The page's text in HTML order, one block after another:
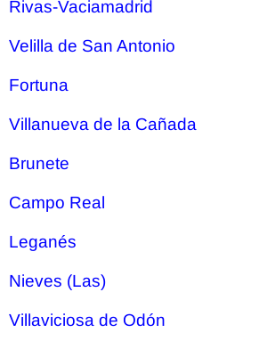
Rivas-Vaciamadrid
Velilla de San Antonio
Fortuna
Villanueva de la Cañada
Brunete
Campo Real
Leganés
Nieves (Las)
Villaviciosa de Odón